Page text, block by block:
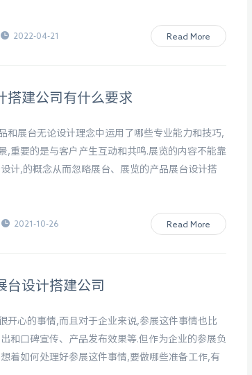
2022-04-21 Read More
搭建公司有什么要求
和展台无论设计理念中运用了哪些专业能力和技巧,
,重要的是与客户产生互动和共鸣.展览的内容不能靠
计,的概念从而忽略展台、展览的产品展台设计搭
2021-10-26 Read More
台设计搭建公司
开心的事情,而且对于企业来说,参展这件事情也比
和口碑宣传、产品发布效果等.但作为企业的参展负
着如何处理好参展这件事情,要做哪些准备工作,有